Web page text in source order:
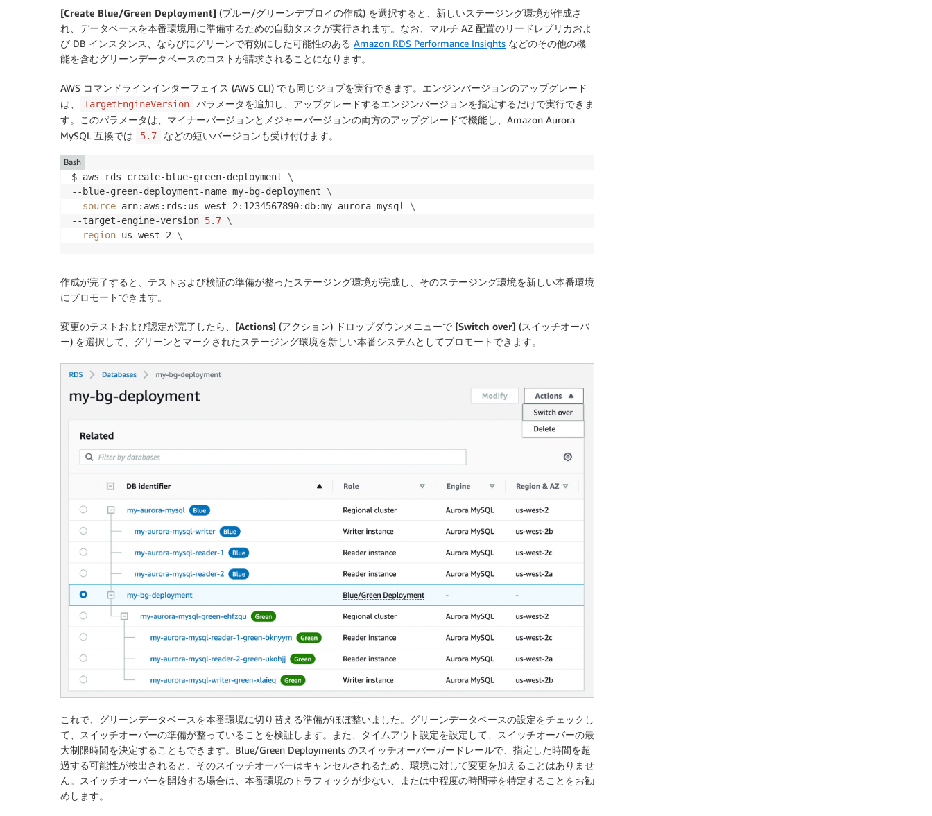
[Create Blue/Green Deployment] (ブルー/グリーンデプロイの作成) を選択すると、新しいステージング環境が作成さ
れ、データベースを本番環境用に準備するための自動タスクが実行されます。なお、マルチ AZ 配置のリードレプリカおよ
び DB インスタンス、ならびにグリーンで有効にした可能性のある Amazon RDS Performance Insights などのその他の機
能を含むグリーンデータベースのコストが請求されることになります。
AWS コマンドラインインターフェイス (AWS CLI) でも同じジョブを実行できます。エンジンバージョンのアップグレード
は、
TargetEngineVersion
パラメータを追加し、アップグレードするエンジンバージョンを指定するだけで実行できま
す。このパラメータは、マイナーバージョンとメジャーバージョンの両方のアップグレードで機能し、Amazon Aurora
MySQL 互換では
5.7 などの短いバージョンも受け付けます。
$ aws rds create-blue-green-deployment \
--blue-green-deployment-name my-bg-deployment \
--source arn:aws:rds:us-west-2:1234567890:db:my-aurora-mysql \
--target-engine-version 5.7 \
--region us-west-2 \
Bash
作成が完了すると、テストおよび検証の準備が整ったステージング環境が完成し、そのステージング環境を新しい本番環境
にプロモートできます。
変更のテストおよび認定が完了したら、 [Actions] (アクション) ドロップダウンメニューで [Switch over] (スイッチオーバ
ー) を選択して、 グリーンとマークされたステージング環境を新しい本番システムとしてプロモートできます。
これで、グリーンデータベースを本番環境に切り替える準備がほぼ整いました。グリーンデータベースの設定をチェックし
て、スイッチオーバーの準備が整っていることを検証します。また、タイムアウト設定を設定して、スイッチオーバーの最
大制限時間を決定することもできます。Blue/Green Deployments のスイッチオーバーガードレールで、指定した時間を超
過する可能性が検出されると、そのスイッチオーバーはキャンセルされるため、環境に対して変更を加えることはありませ
ん。スイッチオーバーを開始する場合は、本番環境のトラフィックが少ない、または中程度の時間帯を特定することをお勧
めします。